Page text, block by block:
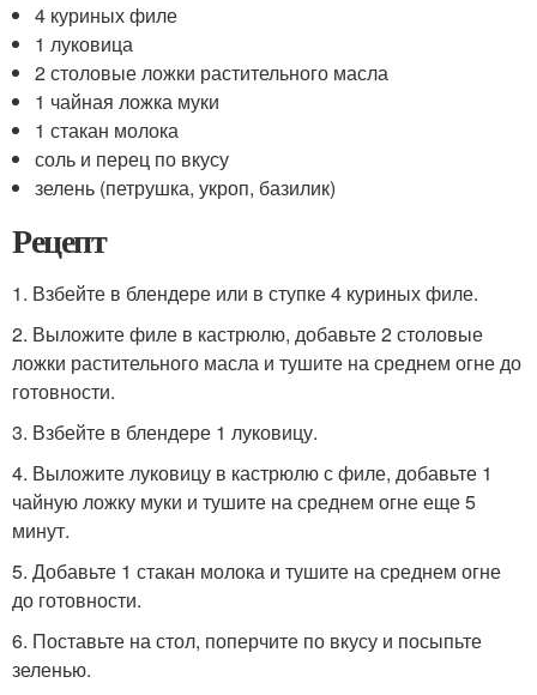
4 куриных филе
1 луковица
2 столовые ложки растительного масла
1 чайная ложка муки
1 стакан молока
соль и перец по вкусу
зелень (петрушка, укроп, базилик)
Рецепт
1. Взбейте в блендере или в ступке 4 куриных филе.
2. Выложите филе в кастрюлю, добавьте 2 столовые
ложки растительного масла и тушите на среднем огне до
готовности.
3. Взбейте в блендере 1 луковицу.
4. Выложите луковицу в кастрюлю с филе, добавьте 1
чайную ложку муки и тушите на среднем огне еще 5
минут.
5. Добавьте 1 стакан молока и тушите на среднем огне
до готовности.
6. Поставьте на стол, поперчите по вкусу и посыпьте
зеленью.